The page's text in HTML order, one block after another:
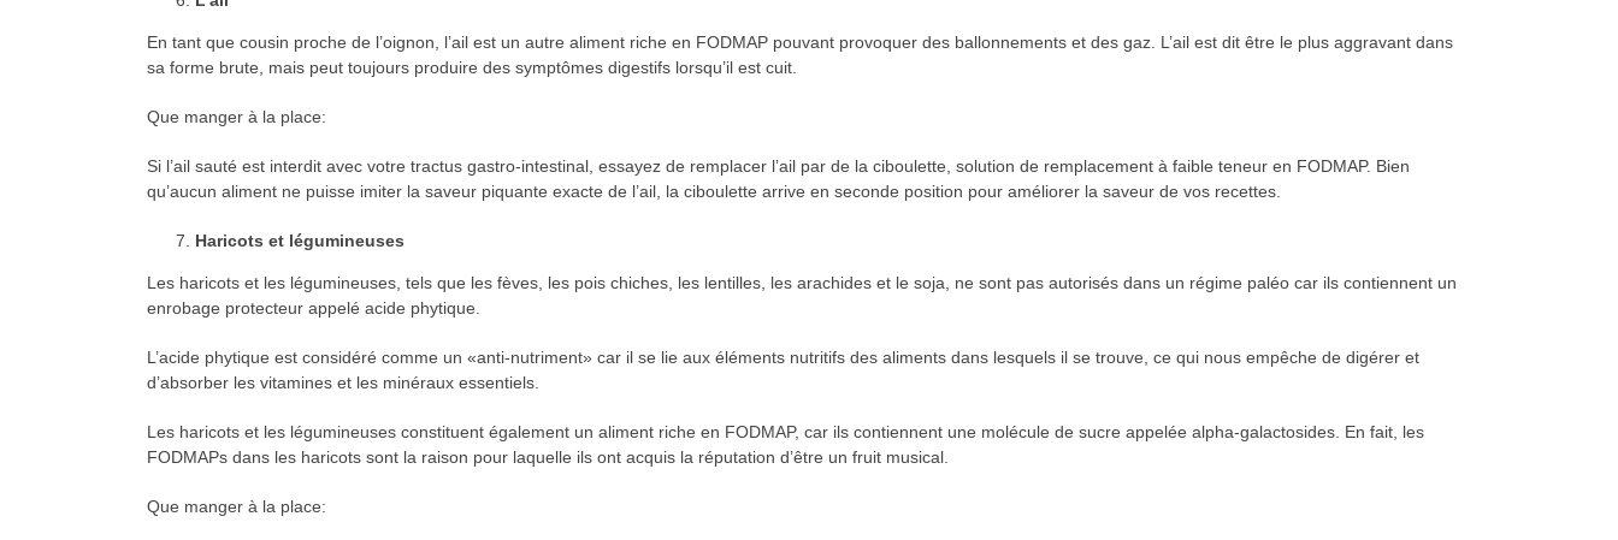
En tant que cousin proche de l’oignon, l’ail est un autre aliment riche en FODMAP pouvant provoquer des ballonnements et des gaz. L’ail est dit être le plus aggravant dans
sa forme brute, mais peut toujours produire des symptômes digestifs lorsqu’il est cuit.
Que manger à la place:
Si l’ail sauté est interdit avec votre tractus gastro-intestinal, essayez de remplacer l’ail par de la ciboulette, solution de remplacement à faible teneur en FODMAP. Bien
qu’aucun aliment ne puisse imiter la saveur piquante exacte de l’ail, la ciboulette arrive en seconde position pour améliorer la saveur de vos recettes.
Haricots et légumineuses
Les haricots et les légumineuses, tels que les fèves, les pois chiches, les lentilles, les arachides et le soja, ne sont pas autorisés dans un régime paléo car ils contiennent un
enrobage protecteur appelé acide phytique.
L’acide phytique est considéré comme un «anti-nutriment» car il se lie aux éléments nutritifs des aliments dans lesquels il se trouve, ce qui nous empêche de digérer et
d’absorber les vitamines et les minéraux essentiels.
Les haricots et les légumineuses constituent également un aliment riche en FODMAP, car ils contiennent une molécule de sucre appelée alpha-galactosides. En fait, les
FODMAPs dans les haricots sont la raison pour laquelle ils ont acquis la réputation d’être un fruit musical.
Que manger à la place: